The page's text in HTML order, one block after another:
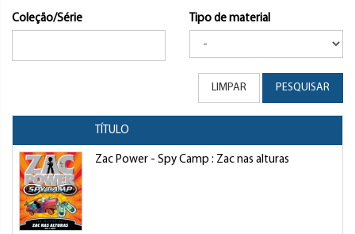
Coleção/Série Tipo de material
LIMPAR PESQUISAR
TÍTULO
Zac Power - Spy Camp : Zac nas alturas